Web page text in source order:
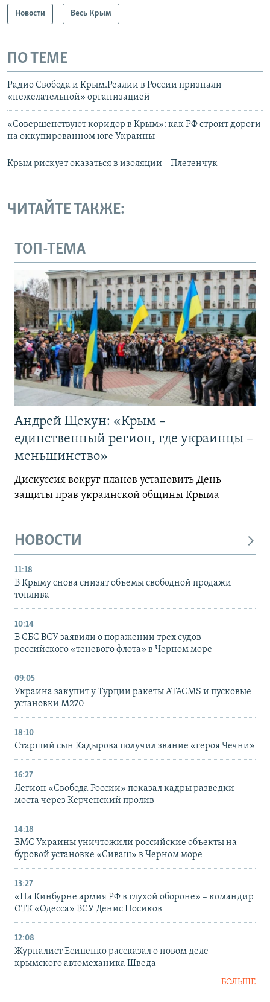
Новости Весь Крым
ПО ТЕМЕ
Радио Свобода и Крым.Реалии в России признали
«нежелательной» организацией
«Совершенствуют коридор в Крым»: как РФ строит дороги
на оккупированном юге Украины
Крым рискует оказаться в изоляции – Плетенчук
ЧИТАЙТЕ ТАКЖЕ:
ТОП-ТЕМА
Андрей Щекун: «Крым –
единственный регион, где украинцы –
меньшинство»
Дискуссия вокруг планов установить День
защиты прав украинской общины Крыма
НОВОСТИ
11:18
В Крыму снова снизят объемы свободной продажи
топлива
10:14
В СБС ВСУ заявили о поражении трех судов
российского «теневого флота» в Черном море
09:05
Украина закупит у Турции ракеты ATACMS и пусковые
установки M270
18:10
Старший сын Кадырова получил звание «героя Чечни»
16:27
Легион «Свобода России» показал кадры разведки
моста через Керченский пролив
14:18
ВМС Украины уничтожили российские объекты на
буровой установке «Сиваш» в Черном море
13:27
«На Кинбурне армия РФ в глухой обороне» – командир
ОТК «Одесса» ВСУ Денис Носиков
12:08
Журналист Есипенко рассказал о новом деле
крымского автомеханика Шведа
БОЛЬШЕ